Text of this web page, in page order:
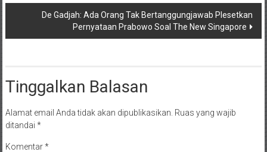
De Gadjah: Ada Orang Tak Bertanggungjawab Plesetkan
Pernyataan Prabowo Soal The New Singapore
Tinggalkan Balasan
Alamat email Anda tidak akan dipublikasikan. Ruas yang wajib
ditandai *
Komentar*